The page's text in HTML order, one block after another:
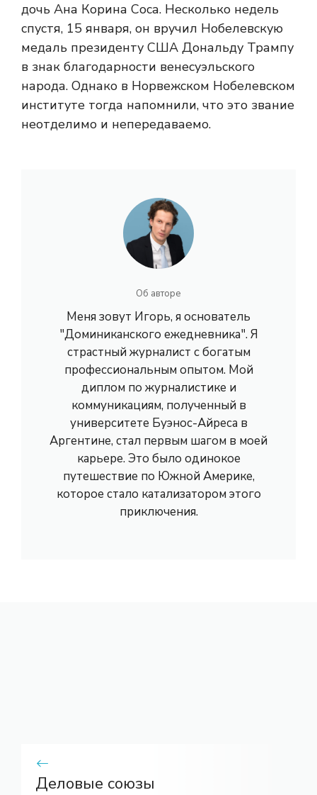
дочь Ана Корина Соса. Несколько недель
спустя, 15 января, он вручил Нобелевскую
медаль президенту США Дональду Трампу
в знак благодарности венесуэльского
народа. Однако в Норвежском Нобелевском
институте тогда напомнили, что это звание
неотделимо и непередаваемо.
Об авторе
Меня зовут Игорь, я основатель
"Доминиканского ежедневника". Я
страстный журналист с богатым
профессиональным опытом. Мой
диплом по журналистике и
коммуникациям, полученный в
университете Буэнос-Айреса в
Аргентине, стал первым шагом в моей
карьере. Это было одинокое
путешествие по Южной Америке,
которое стало катализатором этого
приключения.
Деловые союзы